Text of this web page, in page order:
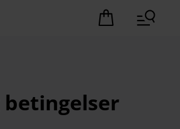
(Trykk Enter)
Det er ingen